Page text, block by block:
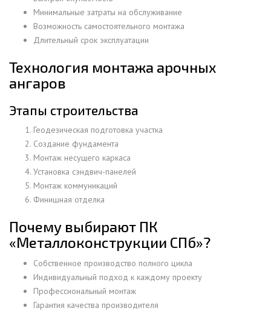
Минимальные затраты на обслуживание
Возможность самостоятельного монтажа
Длительный срок эксплуатации
Технология монтажа арочных
ангаров
Этапы строительства
Геодезическая подготовка участка
Создание фундамента
Монтаж несущего каркаса
Установка сэндвич-панелей
Монтаж коммуникаций
Финишная отделка
Почему выбирают ПК
«Металлоконструкции СПб»?
Собственное производство полного цикла
Индивидуальный подход к каждому проекту
Профессиональный монтаж
Гарантия качества производителя